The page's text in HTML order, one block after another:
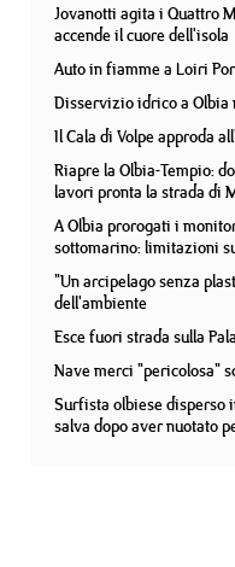
Jovanotti agita i Quattro
accende il cuore dell'isola
Auto in fiamme a Loiri
Disservizio idrico a Olbia
Il Cala di Volpe approda
Riapre la Olbia-Tempio:
lavori pronta la strada di
A Olbia prorogati i
sottomarino: limitazioni
"Un arcipelago senza
dell'ambiente
Esce fuori strada sulla
Nave merci "pericolosa"
Surfista olbiese disperso
salva dopo aver nuotato